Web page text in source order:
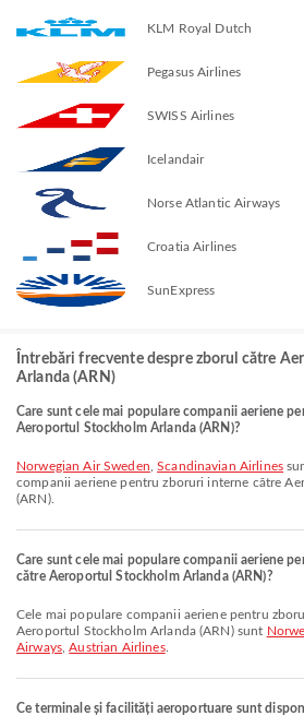
KLM Royal Dutch
Pegasus Airlines
SWISS Airlines
Icelandair
Norse Atlantic Airways
Croatia Airlines
SunExpress
Întrebări frecvente despre zborul către
Arlanda (ARN)
Care sunt cele mai populare companii aeriene
Aeroportul Stockholm Arlanda (ARN)?
Norwegian Air Sweden ,Scandinavian Airlines
companii aeriene pentru zboruri interne către
(ARN).
Care sunt cele mai populare companii aeriene
către Aeroportul Stockholm Arlanda (ARN)?
Cele mai populare companii aeriene pentru zboruri internaționale către
Aeroportul Stockholm Arlanda (ARN) sunt
Airways,Austrian Airlines.
Ce terminale și facilități aeroportuare sunt